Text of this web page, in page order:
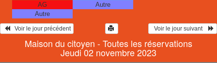
AG
Autre
Autre
   Voir le jour précédent
  Voir le jour suivant
Maison du citoyen - Toutes les réservations
Jeudi 02 novembre 2023